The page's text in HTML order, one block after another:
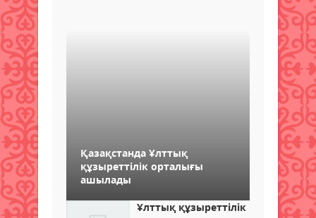
Қазақстанда Ұлттық
құзыреттілік орталығы
ашылады
Ұлттық құзыреттілік